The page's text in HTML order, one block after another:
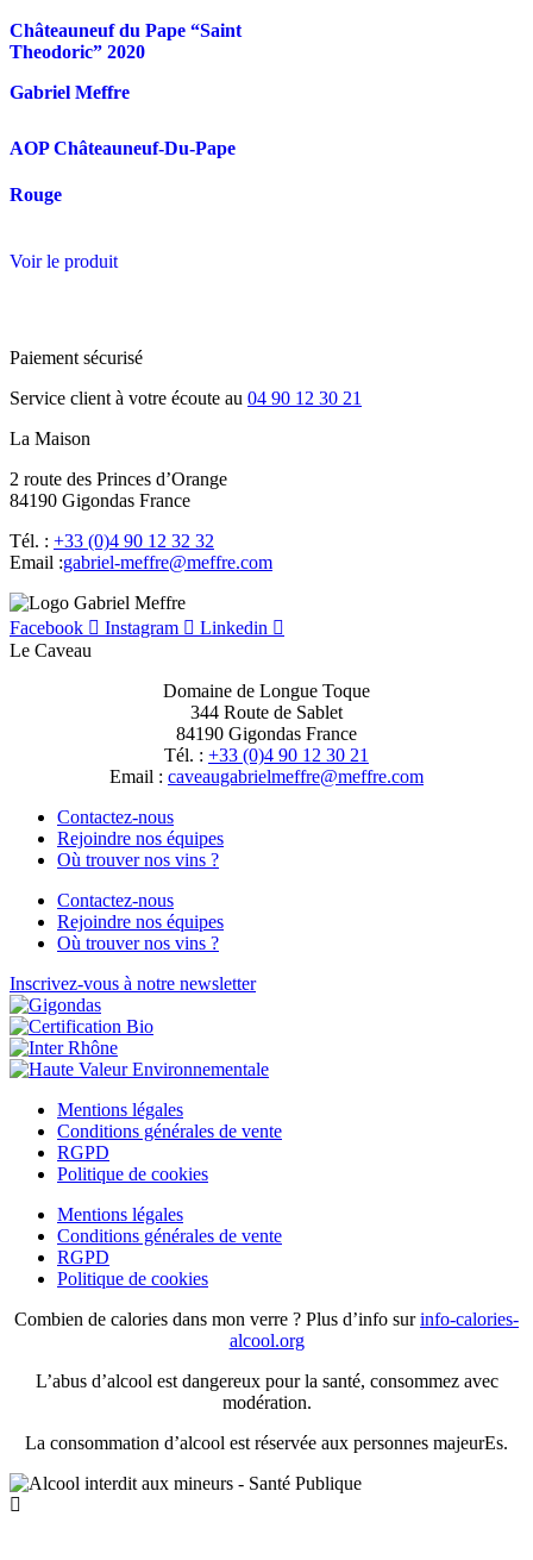
Châteauneuf du Pape “Saint
Theodoric” 2020
Gabriel Meffre
AOP Châteauneuf-Du-Pape
Rouge
Voir le produit
Paiement sécurisé
Service client à votre écoute au 04 90 12 30 21
La Maison
2 route des Princes d’Orange
84190 Gigondas France
Tél. : +33 (0)4 90 12 32 32
Email :moc.erffem@erffem-leirbag
Facebook Instagram
Linkedin
Le Caveau
Domaine de Longue Toque
344 Route de Sablet
84190 Gigondas France
Tél. : +33 (0)4 90 12 30 21
Email : moc.erffem@erffemleirbaguaevac
Contactez-nous
Rejoindre nos équipes
Où trouver nos vins ?
Contactez-nous
Rejoindre nos équipes
Où trouver nos vins ?
Inscrivez-vous à notre newsletter
Mentions légales
Conditions générales de vente
RGPD
Politique de cookies
Mentions légales
Conditions générales de vente
RGPD
Politique de cookies
Combien de calories dans mon verre ? Plus d’info surinfo-calories-
alcool.org
L’abus d’alcool est dangereux pour la santé, consommez avec
modération.
La consommation d’alcool est réservée aux personnes majeurEs.